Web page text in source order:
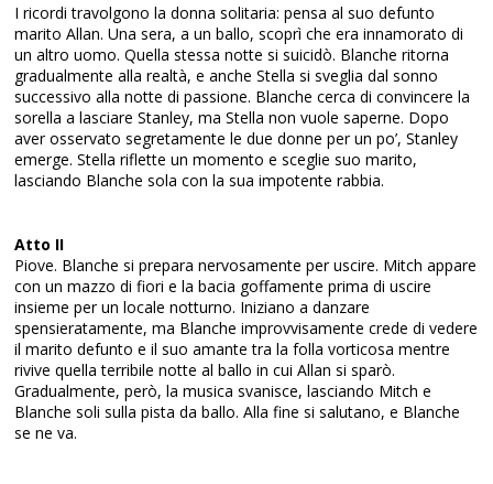
I ricordi travolgono la donna solitaria: pensa al suo defunto
marito Allan. Una sera, a un ballo, scoprì che era innamorato di
un altro uomo. Quella stessa notte si suicidò. Blanche ritorna
gradualmente alla realtà, e anche Stella si sveglia dal sonno
successivo alla notte di passione. Blanche cerca di convincere la
sorella a lasciare Stanley, ma Stella non vuole saperne. Dopo
aver osservato segretamente le due donne per un po’, Stanley
emerge. Stella riflette un momento e sceglie suo marito,
lasciando Blanche sola con la sua impotente rabbia.
Atto II
Piove. Blanche si prepara nervosamente per uscire. Mitch appare
con un mazzo di fiori e la bacia goffamente prima di uscire
insieme per un locale notturno. Iniziano a danzare
spensieratamente, ma Blanche improvvisamente crede di vedere
il marito defunto e il suo amante tra la folla vorticosa mentre
rivive quella terribile notte al ballo in cui Allan si sparò.
Gradualmente, però, la musica svanisce, lasciando Mitch e
Blanche soli sulla pista da ballo. Alla fine si salutano, e Blanche
se ne va.